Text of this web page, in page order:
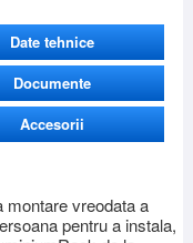
montare vreodata a
pentru a instala,
Date tehnice
Documente
Accesorii